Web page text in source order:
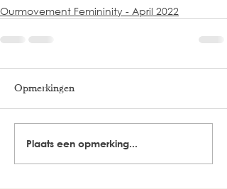
Ourmovement Femininity - April 2022
Opmerkingen
Plaats een opmerking...